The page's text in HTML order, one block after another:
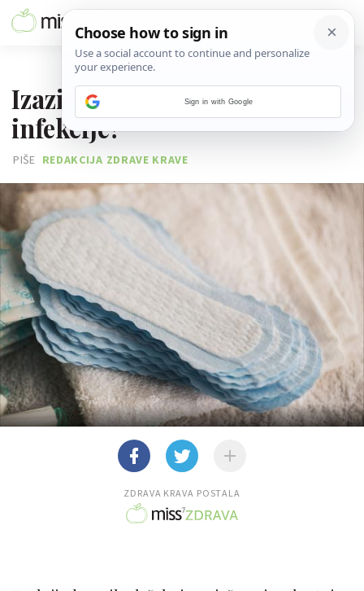
Izazivaju li dnevni ulošci
infekcije?
PIŠE REDAKCIJA ZDRAVE KRAVE
ZDRAVA KRAVA POSTALA
Sign in with Google